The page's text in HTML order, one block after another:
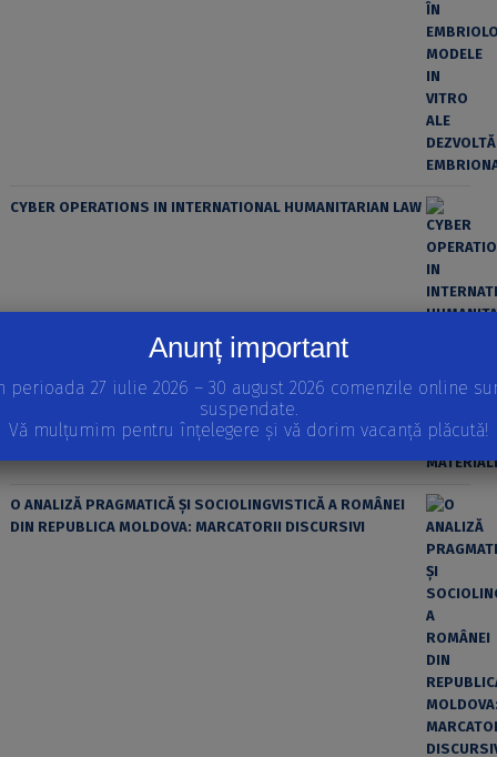
CYBER OPERATIONS IN INTERNATIONAL HUMANITARIAN LAW
ȘTIINȚA MODERNĂ ȘI MATERIALISMUL
O ANALIZĂ PRAGMATICĂ ȘI SOCIOLINGVISTICĂ A ROMÂNEI
DIN REPUBLICA MOLDOVA: MARCATORII DISCURSIVI
Anunț important
perioada 27 iulie 2026 – 30 august 2026 comenzile online
suspendate.
Vă mulțumim pentru înțelegere și vă dorim vacanță plăcută!